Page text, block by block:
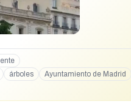
árboles
Ayuntamiento de Madrid